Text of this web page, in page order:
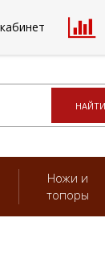
Ножи и
топоры